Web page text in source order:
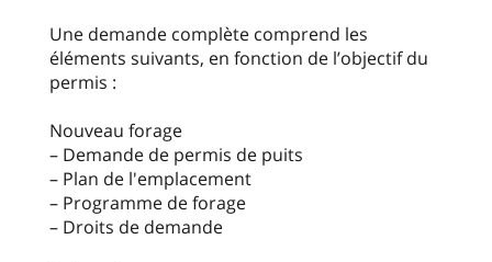
Une demande complète comprend les
éléments suivants, en fonction de l’objectif du
permis :
Nouveau forage
– Demande de permis de puits
– Plan de l'emplacement
– Programme de forage
– Droits de demande